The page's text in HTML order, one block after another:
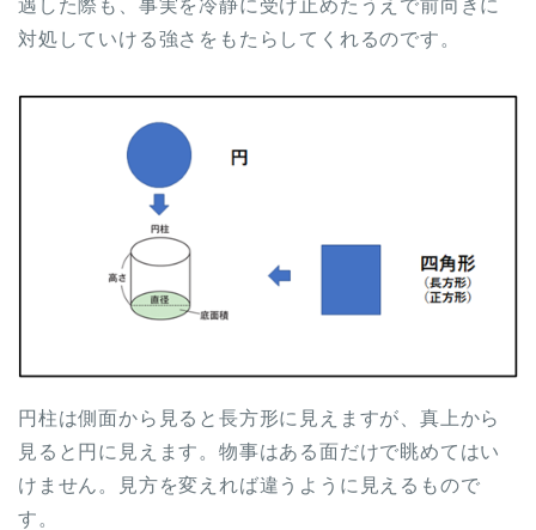
遇した際も、事実を冷静に受け止めたうえで前向きに
対処していける強さをもたらしてくれるのです。
円柱は側面から見ると長方形に見えますが、真上から
見ると円に見えます。物事はある面だけで眺めてはい
けません。見方を変えれば違うように見えるもので
す。